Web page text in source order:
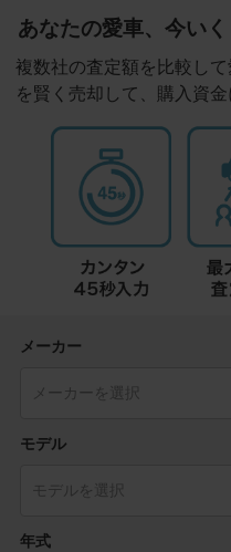
あなたの愛車、今いく
複数社の査定額を比較し
を賢く売却して、購入資
メーカー
モデル
年式